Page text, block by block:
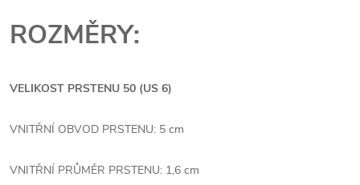
ROZMĚRY:
VELIKOST PRSTENU 50 (US 6)
VNITŘNÍ OBVOD PRSTENU: 5 cm
VNITŘNÍ PRŮMĚR PRSTENU: 1,6 cm